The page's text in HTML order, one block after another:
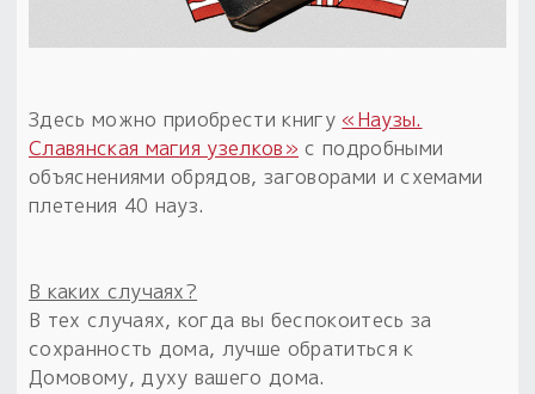
Здесь можно приобрести книгу «Наузы.
Славянская магия узелков» с подробными
объяснениями обрядов, заговорами и схемами
плетения 40 науз.
В каких случаях?
В тех случаях, когда вы беспокоитесь за
сохранность дома, лучше обратиться к
Домовому, духу вашего дома.